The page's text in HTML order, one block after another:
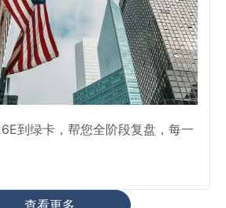
到绿卡，帮您全阶段复盘，每一
查看更多